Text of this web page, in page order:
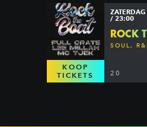
KOOP
TICKETS
/ 23:00
ROCK
SOUL,
20